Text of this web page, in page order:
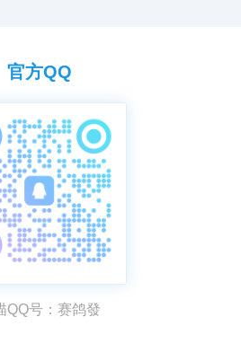
官方QQ
QQ号：赛鸽發